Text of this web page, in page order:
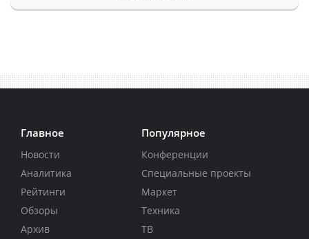
Главное
Новости
Аналитика
Рейтинги
Обзоры
Архив
Популярное
Конференции
Специальные проекты
Маркет
Техника
ТВ